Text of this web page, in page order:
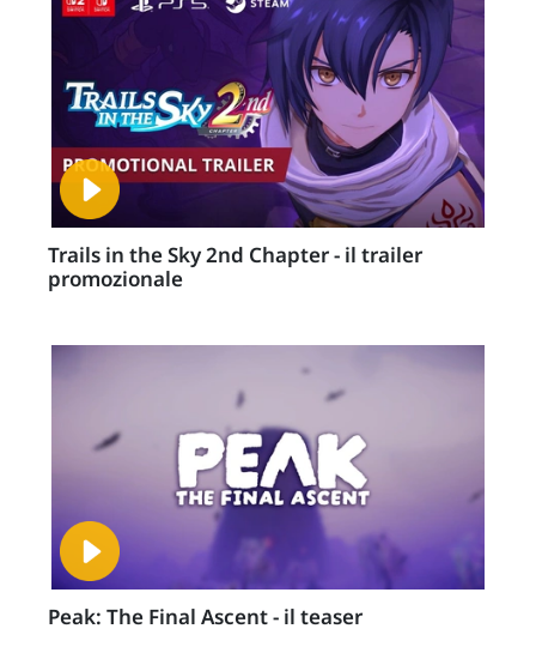
Trails in the Sky 2nd Chapter - il trailer
promozionale
Peak: The Final Ascent - il teaser